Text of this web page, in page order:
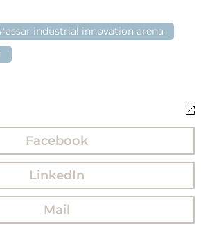
industrial innovation arena
Facebook
LinkedIn
Mail